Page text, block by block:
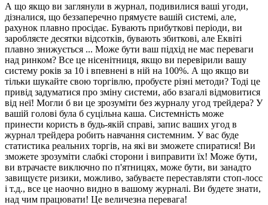
А що якщо ви заглянули в журнал, подивилися ваші угоди,
дізналися, що беззаперечно прямуєте вашій системі, але,
рахунок плавно просідає. Бувають прибуткові періоди, ви
заробляєте десятки відсотків, бувають збиткові, але Еквіті
плавно знижується ... Може бути ваш підхід не має переваги
над ринком? Все це нісенітниця, якщо ви перевірили вашу
систему років за 10 і впевнені в ній на 100%. А що якщо ви
тільки шукайте свою торгівлю, пробуєте різні методи? Тоді це
привід задуматися про зміну системи, або взагалі відмовитися
від неї! Могли б ви це зрозуміти без журналу угод трейдера? У
вашій голові була б суцільна каша. Системність може
принести користь в будь-якій справі, запис ваших угод в
журнал трейдера робить навчання системним. У вас буде
статистика реальних торгів, на які ви зможете спиратися! Ви
зможете зрозуміти слабкі сторони і виправити їх! Може бути,
ви втрачаєте виключно по п'ятницях, може бути, ви занадто
завищуєте ризики, можливо, забуваєте переставляти стоп-лосс
і т.д., все це наочно видно в вашому журналі. Ви будете знати,
над чим працювати! Це величезна перевага!